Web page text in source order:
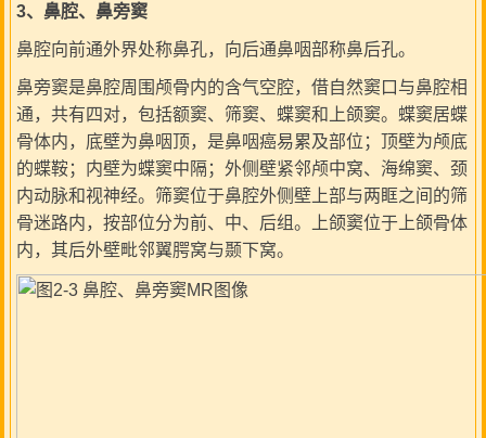
3、鼻腔、鼻旁窦
鼻腔向前通外界处称鼻孔，向后通鼻咽部称鼻后孔。
鼻旁窦是鼻腔周围颅骨内的含气空腔，借自然窦口与鼻腔相
通，共有四对，包括额窦、筛窦、蝶窦和上颌窦。蝶窦居蝶
骨体内，底壁为鼻咽顶，是鼻咽癌易累及部位；顶壁为颅底
的蝶鞍；内壁为蝶窦中隔；外侧壁紧邻颅中窝、海绵窦、颈
内动脉和视神经。筛窦位于鼻腔外侧壁上部与两眶之间的筛
骨迷路内，按部位分为前、中、后组。上颌窦位于上颌骨体
内，其后外壁毗邻翼腭窝与颞下窝。